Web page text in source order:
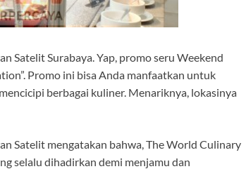
Satelit Surabaya. Yap, promo seru Weekend
Promo ini bisa Anda manfaatkan untuk
berbagai kuliner. Menariknya, lokasinya
Satelit mengatakan bahwa, The World Culinary
selalu dihadirkan demi menjamu dan